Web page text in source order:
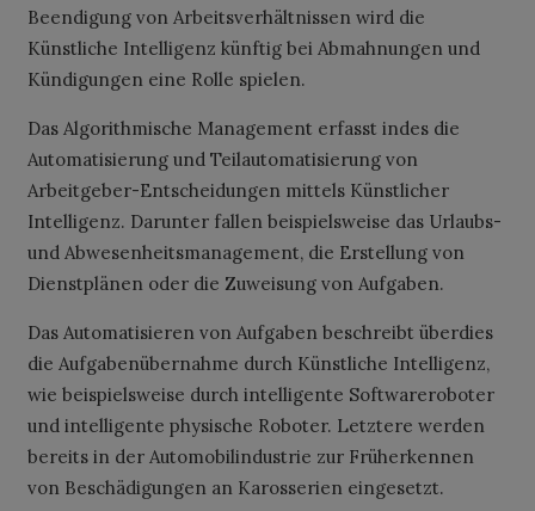
Beendigung von Arbeitsverhältnissen wird die
Künstliche Intelligenz künftig bei Abmahnungen und
Kündigungen eine Rolle spielen.
Das Algorithmische Management erfasst indes die
Automatisierung und Teilautomatisierung von
Arbeitgeber-Entscheidungen mittels Künstlicher
Intelligenz. Darunter fallen beispielsweise das Urlaubs-
und Abwesenheitsmanagement, die Erstellung von
Dienstplänen oder die Zuweisung von Aufgaben.
Das Automatisieren von Aufgaben beschreibt überdies
die Aufgabenübernahme durch Künstliche Intelligenz,
wie beispielsweise durch intelligente Softwareroboter
und intelligente physische Roboter. Letztere werden
bereits in der Automobilindustrie zur Früherkennen
von Beschädigungen an Karosserien eingesetzt.